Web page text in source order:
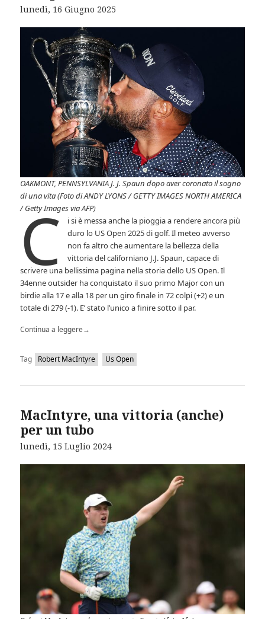
lunedì, 16 Giugno 2025
OAKMONT, PENNSYLVANIA J. J. Spaun dopo aver coronato il sogno
di una vita (Foto di ANDY LYONS / GETTY IMAGES NORTH AMERICA
/ Getty Images via AFP)
C
i si è messa anche la pioggia a rendere ancora più
duro lo US Open 2025 di golf. Il meteo avverso
non fa altro che aumentare la bellezza della
vittoria del californiano J.J. Spaun, capace di
scrivere una bellissima pagina nella storia dello US Open. Il
34enne outsider ha conquistato il suo primo Major con un
birdie alla 17 e alla 18 per un giro finale in 72 colpi (+2) e un
totale di 279 (-1). E’ stato l’unico a finire sotto il par.
Continua a leggere→
Tag Robert MacIntyre Us Open
MacIntyre, una vittoria (anche)
per un tubo
lunedì, 15 Luglio 2024